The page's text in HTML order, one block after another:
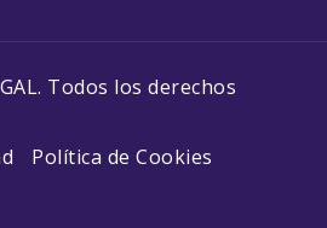
Todos los derechos
Política de Cookies